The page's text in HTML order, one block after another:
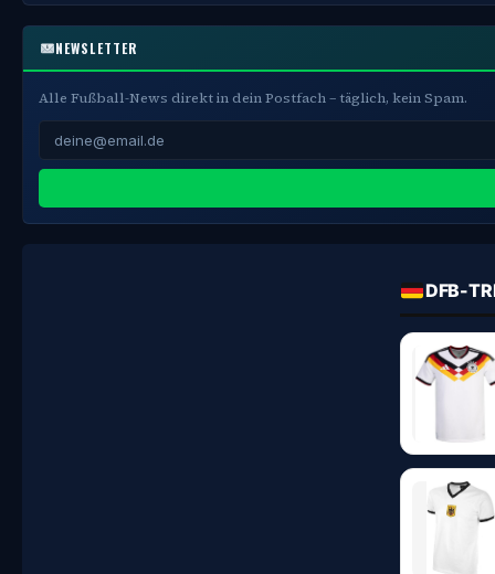
NEWSLETTER
Alle Fußball-News direkt in dein Postfach – täglich, kein Spam.
DFB-